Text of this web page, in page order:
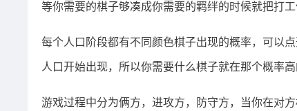
等你需要的棋子够凑成你需要的羁绊的时候就把打
每个人口阶段都有不同颜色棋子出现的概率，可以
人口开始出现，所以你需要什么棋子就在那个概率高
游戏过程中分为俩方，进攻方，防守方，当你在对